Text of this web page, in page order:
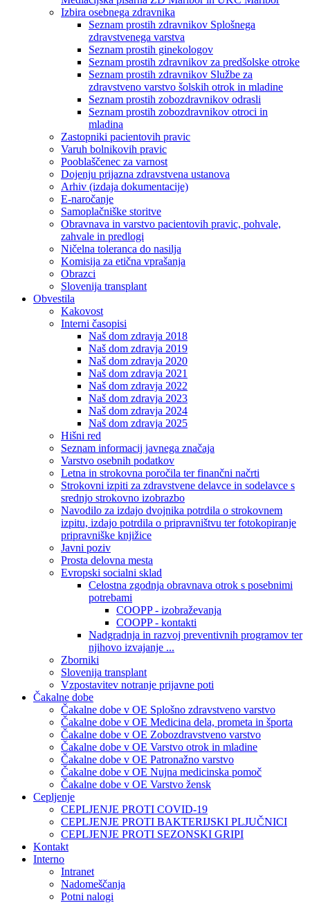
Izbira osebnega zdravnika
Seznam prostih zdravnikov Splošnega
zdravstvenega varstva
Seznam prostih ginekologov
Seznam prostih zdravnikov za predšolske otroke
Seznam prostih zdravnikov Službe za
zdravstveno varstvo šolskih otrok in mladine
Seznam prostih zobozdravnikov odrasli
Seznam prostih zobozdravnikov otroci in
mladina
Zastopniki pacientovih pravic
Varuh bolnikovih pravic
Pooblaščenec za varnost
Dojenju prijazna zdravstvena ustanova
Arhiv (izdaja dokumentacije)
E-naročanje
Samoplačniške storitve
Obravnava in varstvo pacientovih pravic, pohvale,
zahvale in predlogi
Ničelna toleranca do nasilja
Komisija za etična vprašanja
Obrazci
Slovenija transplant
Obvestila
Kakovost
Interni časopisi
Naš dom zdravja 2018
Naš dom zdravja 2019
Naš dom zdravja 2020
Naš dom zdravja 2021
Naš dom zdravja 2022
Naš dom zdravja 2023
Naš dom zdravja 2024
Naš dom zdravja 2025
Hišni red
Seznam informacij javnega značaja
Varstvo osebnih podatkov
Letna in strokovna poročila ter finančni načrti
Strokovni izpiti za zdravstvene delavce in sodelavce s
srednjo strokovno izobrazbo
Navodilo za izdajo dvojnika potrdila o strokovnem
izpitu, izdajo potrdila o pripravništvu ter fotokopiranje
pripravniške knjižice
Javni poziv
Prosta delovna mesta
Evropski socialni sklad
Celostna zgodnja obravnava otrok s posebnimi
potrebami
COOPP - izobraževanja
COOPP - kontakti
Nadgradnja in razvoj preventivnih programov ter
njihovo izvajanje ...
Zborniki
Slovenija transplant
Vzpostavitev notranje prijavne poti
Čakalne dobe
Čakalne dobe v OE Splošno zdravstveno varstvo
Čakalne dobe v OE Medicina dela, prometa in športa
Čakalne dobe v OE Zobozdravstveno varstvo
Čakalne dobe v OE Varstvo otrok in mladine
Čakalne dobe v OE Patronažno varstvo
Čakalne dobe v OE Nujna medicinska pomoč
Čakalne dobe v OE Varstvo žensk
Cepljenje
CEPLJENJE PROTI COVID-19
CEPLJENJE PROTI BAKTERIJSKI PLJUČNICI
CEPLJENJE PROTI SEZONSKI GRIPI
Kontakt
Interno
Intranet
Nadomeščanja
Potni nalogi